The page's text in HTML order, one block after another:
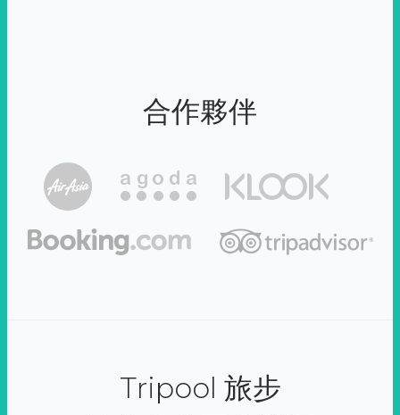
合作夥伴
Tripool 旅步